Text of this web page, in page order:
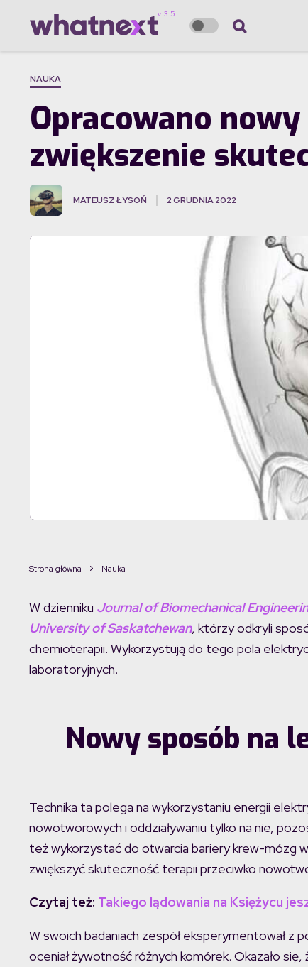
NAUKA
Opracowano
zwiększenie
MATEUSZ ŁYSOŃ 2 GRUDNIA 2022
Strona główna Nauka
W dzienniku Journal of Biomechanical
University of Saskatchewan, którzy odkryli
chemioterapii. Wykorzystują do tego pola
laboratoryjnych.
Nowy sposób na
Technika ta polega na wykorzystaniu energii
nowotworowych i oddziaływaniu tylko na nie,
też wykorzystać do otwarcia bariery krew-mózg
zwiększyć skuteczność terapii przeciwko
Czytaj też: Takiego lądowania na Księżycu
W swoich badaniach zespół eksperymentował z
oceniał żywotność różnych komórek. Okazało